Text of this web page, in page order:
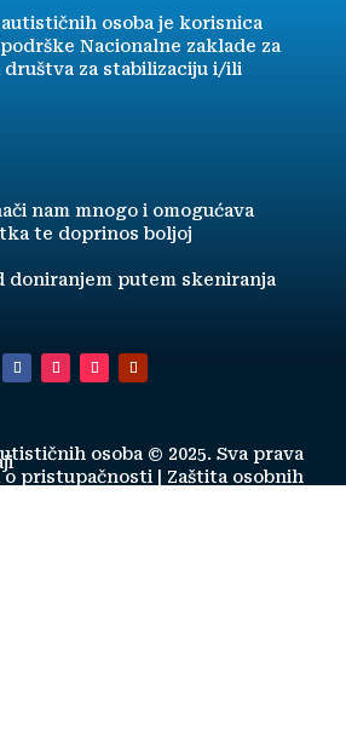
osoba je korisnica
Nacionalne zaklade za
za stabilizaciju i/ili
nam mnogo i omogućava
te doprinos boljoj
doniranjem putem skeniranja
osoba © 2025. Sva prava
o pristupačnosti
Zaštita osobnih